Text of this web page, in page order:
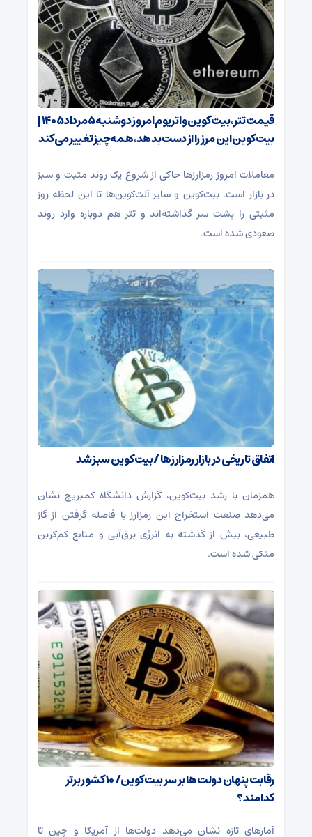
قیمت تتر، بیت‌کوین و اتریوم امروز دوشنبه ۵ مرداد ۱۴۰۵ |
بیت‌کوین این مرز را از دست بدهد، همه‌چیز تغییر می‌کند
معاملات امروز رمزارز‌ها حاکی از شروع یک روند مثبت و سبز
در بازار است. بیت‌کوین و سایر آلت‌کوین‌ها تا این لحظه روز
مثبتی را پشت سر گذاشته‌اند و تتر هم دوباره وارد روند
صعودی شده است.
اتفاق تاریخی در بازار رمزارزها / بیت‌کوین سبز شد
همزمان با رشد بیت‌کوین، گزارش دانشگاه کمبریج نشان
می‌دهد صنعت استخراج این رمزارز با فاصله گرفتن از گاز
طبیعی، بیش از گذشته به انرژی برق‌آبی و منابع کم‌کربن
متکی شده است.
رقابت پنهان دولت‌ها بر سر بیت‌کوین/ ۱۰ کشور برتر
کدامند؟
آمارهای تازه نشان می‌دهد دولت‌ها از آمریکا و چین تا